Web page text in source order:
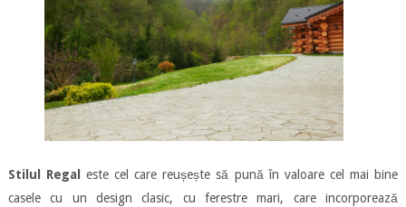
Stilul Regal
este cel care reușește să pună în valoare cel mai bine
casele cu un design clasic, cu ferestre mari, care incorporează